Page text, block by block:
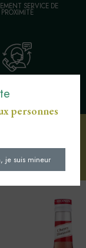
SERVICE DE
PROXIMITÉ
89 82 40 37
personnes
je suis mineur